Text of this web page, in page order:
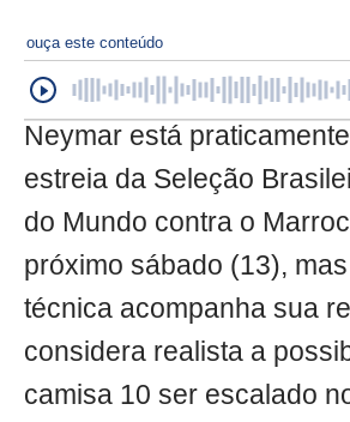
ouça este conteúdo
Neymar está
estreia da Seleção
do Mundo contra o
próximo sábado (13),
técnica acompanha sua
considera realista a
camisa 10 ser escalado